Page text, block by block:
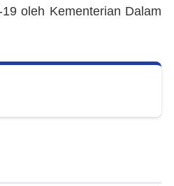
oleh Kementerian Dalam